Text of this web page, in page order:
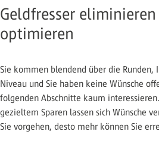
Geldfresser
optimieren
Sie kommen blendend über die Runden,
Niveau und Sie haben keine Wünsche
folgenden Abschnitte kaum
gezieltem Sparen lassen sich Wünsche
Sie vorgehen, desto mehr können Sie